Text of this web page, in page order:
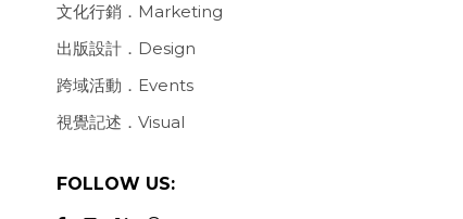
文化行銷．Marketing
出版設計．Design
跨域活動．Events
視覺記述．Visual
FOLLOW US: